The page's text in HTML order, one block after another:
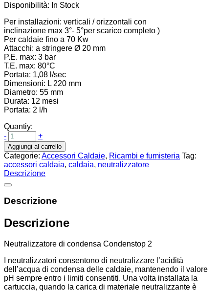
Disponibilità: In Stock
Per installazioni: verticali / orizzontali con
inclinazione max 3°- 5°per scarico completo )
Per caldaie fino a 70 Kw
Attacchi: a stringere Ø 20 mm
P.E. max: 3 bar
T.E. max: 80°C
Portata: 1,08 l/sec
Dimensioni: L 220 mm
Diametro: 55 mm
Durata: 12 mesi
Portata: 2 l/h
Quantiy:
-
+
Aggiungi al carrello
Categorie: Accessori Caldaie, Ricambi e fumisteria Tag:
accessori caldaia, caldaia, neutralizzatore
Descrizione
Descrizione
Descrizione
Neutralizzatore di condensa Condenstop 2
I neutralizzatori consentono di neutralizzare l’acidità
dell’acqua di condensa delle caldaie, mantenendo il valore
pH sempre entro i limiti consentiti. Una volta installata la
cartuccia, quando la carica di materiale neutralizzante è